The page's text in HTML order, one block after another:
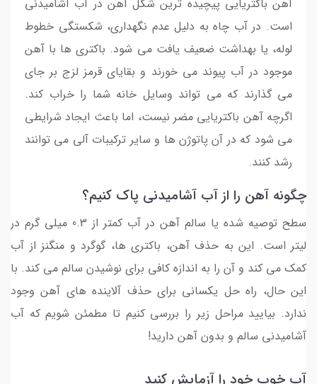
آهن باکتریایی پیچیده ترین شکل آهن در آب آشامیدنی
است. در آب چاه به دلیل عدم نگهداری، شکستگی خطوط
لوله، یا بهداشت ضعیف یافت می شود. باکتری ها با آهن
موجود در آب پیوند می خورند و بقایای قرمز لزج بر جای
می گذارند که می تواند وسایل خانه شما را خراب کند.
اگرچه آهن باکتریایی مضر نیست، اما باعث ایجاد شرایطی
می شود که در آن پاتوژن ها و سایر ترکیبات آلی می توانند
رشد کنند.
چگونه آهن را از آب آشامیدنی پاک کنیم؟
سطح توصیه شده یا سالم آهن در آب کمتر از 0.3 میلی گرم در
لیتر است. این به حذف آهن، باکتری ها، گوگرد و منگنز از آب
کمک می کند و آن را به اندازه کافی برای نوشیدن سالم می کند. با
این حال، راه حل یکسانی برای حذف آلاینده های آهن وجود
ندارد. بیایید مراحل زیر را بررسی کنیم تا مطمئن شویم که آب
آشامیدنی سالم و بدون آهن دارید!
آب خوب خود را آزمایش کنید